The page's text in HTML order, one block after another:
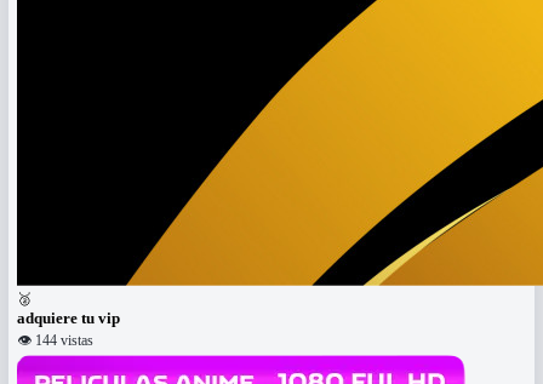
🥈
adquiere tu vip
👁 144 vistas